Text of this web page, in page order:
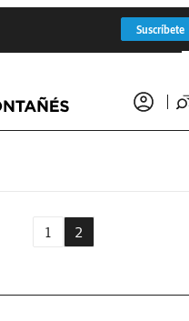
Suscríbete
1 2